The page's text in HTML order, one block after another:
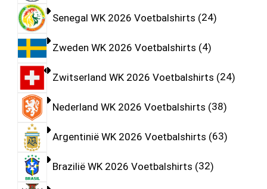
Senegal WK 2026 Voetbalshirts 24
Zweden WK 2026 Voetbalshirts 4
Zwitserland WK 2026 Voetbalshirts 24
Nederland WK 2026 Voetbalshirts 38
Argentinië WK 2026 Voetbalshirts 63
Brazilië WK 2026 Voetbalshirts 32